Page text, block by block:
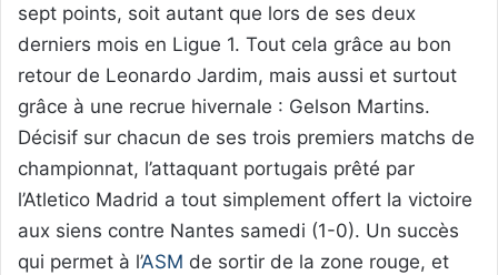
sept points, soit autant que lors de ses deux
derniers mois en Ligue 1. Tout cela grâce au bon
retour de Leonardo Jardim, mais aussi et surtout
grâce à une recrue hivernale : Gelson Martins.
Décisif sur chacun de ses trois premiers matchs de
championnat, l’attaquant portugais prêté par
l’Atletico Madrid a tout simplement offert la victoire
aux siens contre Nantes samedi (1-0). Un succès
qui permet à l’ASM de sortir de la zone rouge, et